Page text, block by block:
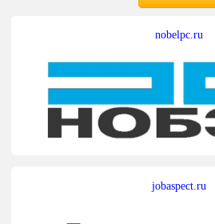
nobelpc.ru
jobaspect.ru